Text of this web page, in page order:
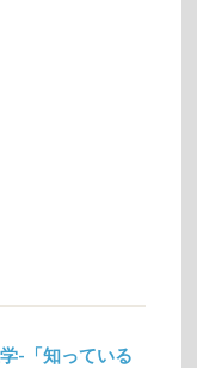
-「知っている